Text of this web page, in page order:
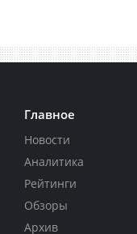
Главное
Новости
Аналитика
Рейтинги
Обзоры
Архив